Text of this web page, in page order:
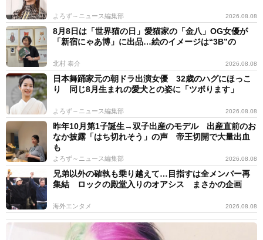
よろず～ニュース編集部 2026.08.08
8月8日は「世界猫の日」愛猫家の「金八」OG女優が
「新宿にゃあ博」に出品…絵のイメージは“3B”の
北村 泰介 2026.08.08
日本舞踊家元の朝ドラ出演女優 32歳のハグにほっこ
り 同じ8月生まれの愛犬との姿に「ツボります」
よろず～ニュース編集部 2026.08.08
昨年10月第1子誕生→双子出産のモデル 出産直前のお
なか披露「はち切れそう」の声 帝王切開で大量出血
も
よろず～ニュース編集部 2026.08.08
兄弟以外の確執も乗り越えて…目指すは全メンバー再
集結 ロックの殿堂入りのオアシス まさかの企画
海外エンタメ 2026.08.08